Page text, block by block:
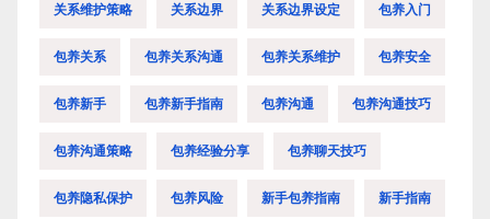
关系维护策略 关系边界 关系边界设定 包养入门
包养关系 包养关系沟通 包养关系维护 包养安全
包养新手 包养新手指南 包养沟通 包养沟通技巧
包养沟通策略 包养经验分享 包养聊天技巧
包养隐私保护 包养风险 新手包养指南 新手指南